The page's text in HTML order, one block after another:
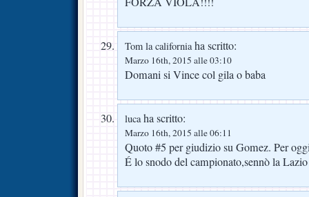
Tom la californiaha scritto:
Marzo 16th, 2015 alle 03:10
Domani si Vince col gila o baba
lucaha scritto:
Marzo 16th, 2015 alle 06:11
Quoto #5 per giudizio su Gomez. Per
É lo snodo del campionato,sennò la